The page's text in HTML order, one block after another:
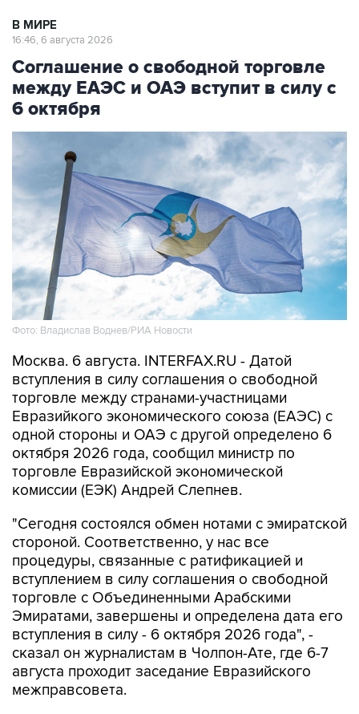
В МИРЕ
16:46, 6 августа 2026
Соглашение о свободной торговле
между ЕАЭС и ОАЭ вступит в силу с
6 октября
Фото: Владислав Воднев/РИА Новости
Москва. 6 августа. INTERFAX.RU - Датой
вступления в силу соглашения о свободной
торговле между странами-участницами
Евразийкого экономического союза (ЕАЭС) с
одной стороны и ОАЭ с другой определено 6
октября 2026 года, сообщил министр по
торговле Евразийской экономической
комиссии (ЕЭК) Андрей Слепнев.
"Сегодня состоялся обмен нотами с эмиратской
стороной. Соответственно, у нас все
процедуры, связанные с ратификацией и
вступлением в силу соглашения о свободной
торговле с Объединенными Арабскими
Эмиратами, завершены и определена дата его
вступления в силу - 6 октября 2026 года", -
сказал он журналистам в Чолпон-Ате, где 6-7
августа проходит заседание Евразийского
межправсовета.